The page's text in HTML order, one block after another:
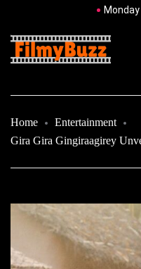
Home
Entertainment
Gira Gira Gingiraagirey